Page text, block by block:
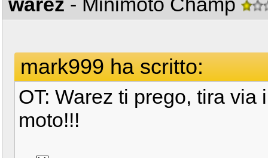
mark999 ha scritto:
OT: Warez ti prego, tira
moto!!!